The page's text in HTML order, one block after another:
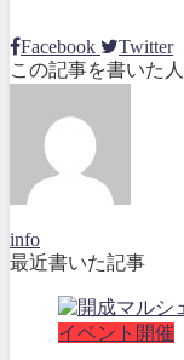
Facebook
Twitter
この記事を書いた人
info
最近書いた記事
イベント開催